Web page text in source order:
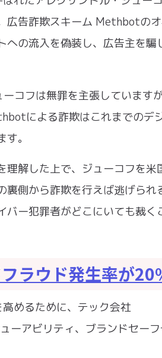
広告詐欺スキーム Methbotの
への流入を偽装し、広告主を騙
コフは無罪を主張しています
による詐欺はこれまでのデ
。
理解した上で、ジューコフを米
裏側から詐欺を行えば逃げられ
バー犯罪者がどこにいても裁く
ラウド発生率が
めるために、テック会社
アビリティ、ブランドセー